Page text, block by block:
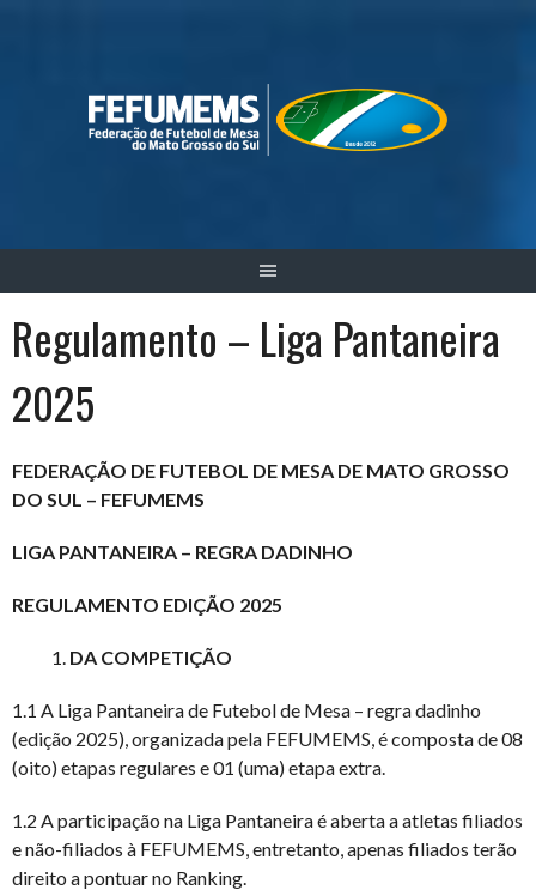
Regulamento – Liga Pantaneira
2025
FEDERAÇÃO DE FUTEBOL DE MESA DE MATO GROSSO
DO SUL – FEFUMEMS
LIGA PANTANEIRA – REGRA DADINHO
REGULAMENTO EDIÇÃO 2025
DA COMPETIÇÃO
1.1 A Liga Pantaneira de Futebol de Mesa – regra dadinho
(edição 2025), organizada pela FEFUMEMS, é composta de 08
(oito) etapas regulares e 01 (uma) etapa extra.
1.2 A participação na Liga Pantaneira é aberta a atletas filiados
e não-filiados à FEFUMEMS, entretanto, apenas filiados terão
direito a pontuar no Ranking.